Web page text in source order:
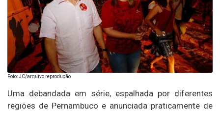
Foto: JC/arquivo reprodução
Uma debandada em série, espalhada por diferentes
regiões de Pernambuco e anunciada praticamente de